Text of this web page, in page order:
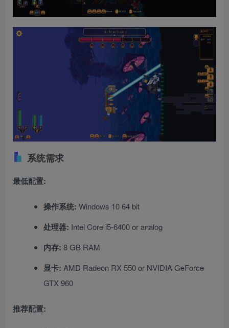
系统需求
最低配置:
操作系统: Windows 10 64 bit
处理器: Intel Core i5-6400 or analog
内存: 8 GB RAM
显卡: AMD Radeon RX 550 or NVIDIA GeForce
GTX 960
推荐配置: